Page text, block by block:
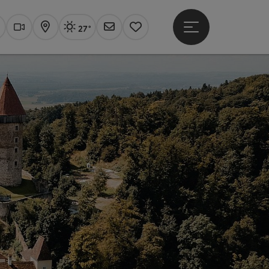
Webcams
KarteAktuelles Wetter Linz, sonnig
27°
Newsletter
Merkzettel
Hauptmenü öffnen